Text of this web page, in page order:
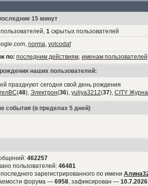
15 минут
1скрытых пользователей
norma, volcodaf
по: последним действиям, именам пользователей
наших пользователей:
празднуют сегодня свой день рождения
(48), Электрон(36), yuliya3212(37), CITY
события (в пределах 5 дней)
462257
пользователей: 46481
зарегистрированного по имени
форума — 6958, зафиксирован —